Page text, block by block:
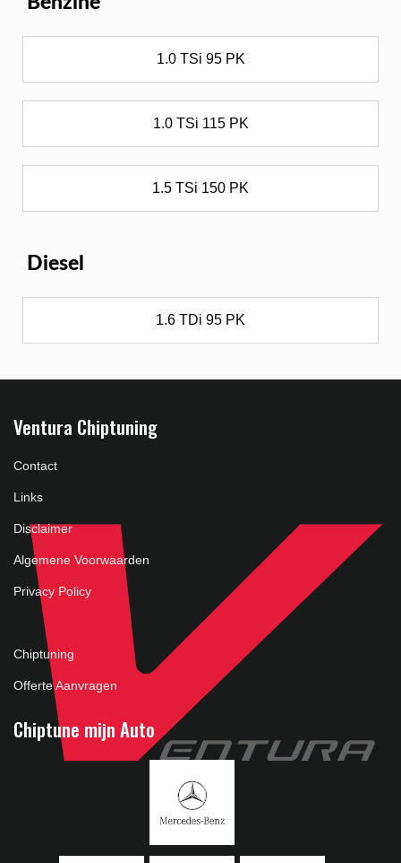
1.0 TSi 95 PK
1.0 TSi 115 PK
1.5 TSi 150 PK
Diesel
1.6 TDi 95 PK
Ventura Chiptuning
Contact
Links
Disclaimer
Algemene Voorwaarden
Privacy Policy
Chiptuning
Offerte Aanvragen
Chiptune mijn Auto